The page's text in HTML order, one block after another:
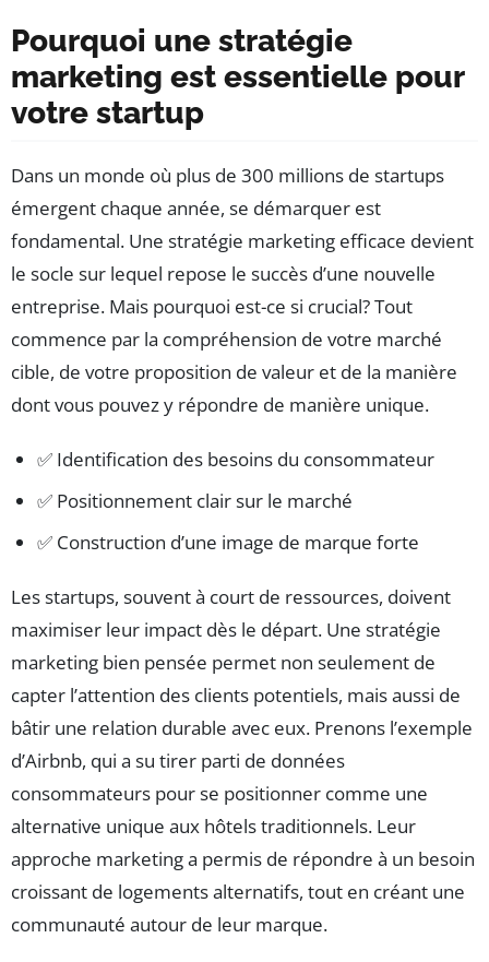
Pourquoi une stratégie
marketing est essentielle pour
votre startup
Dans un monde où plus de 300 millions de startups
émergent chaque année, se démarquer est
fondamental. Une stratégie marketing efficace devient
le socle sur lequel repose le succès d’une nouvelle
entreprise. Mais pourquoi est-ce si crucial? Tout
commence par la compréhension de votre marché
cible, de votre proposition de valeur et de la manière
dont vous pouvez y répondre de manière unique.
✅ Identification des besoins du consommateur
✅ Positionnement clair sur le marché
✅ Construction d’une image de marque forte
Les startups, souvent à court de ressources, doivent
maximiser leur impact dès le départ. Une stratégie
marketing bien pensée permet non seulement de
capter l’attention des clients potentiels, mais aussi de
bâtir une relation durable avec eux. Prenons l’exemple
d’Airbnb, qui a su tirer parti de données
consommateurs pour se positionner comme une
alternative unique aux hôtels traditionnels. Leur
approche marketing a permis de répondre à un besoin
croissant de logements alternatifs, tout en créant une
communauté autour de leur marque.